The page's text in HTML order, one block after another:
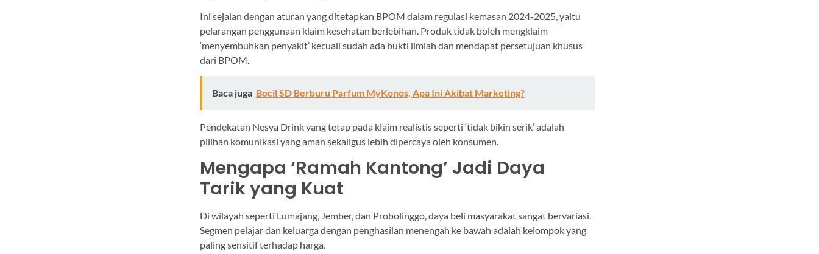
Ini sejalan dengan aturan yang ditetapkan BPOM dalam regulasi kemasan 2024-2025, yaitu
pelarangan penggunaan klaim kesehatan berlebihan. Produk tidak boleh mengklaim
‘menyembuhkan penyakit’ kecuali sudah ada bukti ilmiah dan mendapat persetujuan khusus
dari BPOM.
Baca juga Bocil SD Berburu Parfum MyKonos, Apa Ini Akibat Marketing?
Pendekatan Nesya Drink yang tetap pada klaim realistis seperti ‘tidak bikin serik’ adalah
pilihan komunikasi yang aman sekaligus lebih dipercaya oleh konsumen.
Mengapa ‘Ramah Kantong’ Jadi Daya
Tarik yang Kuat
Di wilayah seperti Lumajang, Jember, dan Probolinggo, daya beli masyarakat sangat bervariasi.
Segmen pelajar dan keluarga dengan penghasilan menengah ke bawah adalah kelompok yang
paling sensitif terhadap harga.